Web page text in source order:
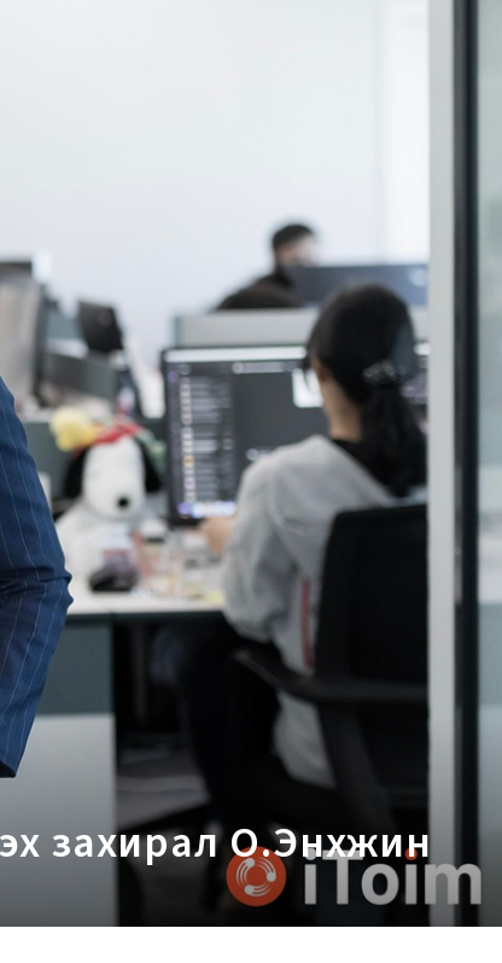
захирал О.Энхжин